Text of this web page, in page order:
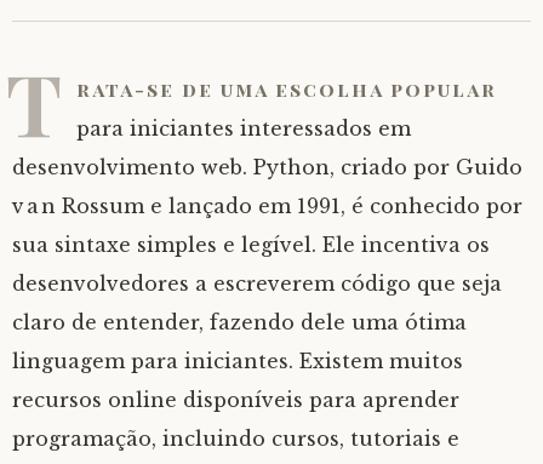
T rata-se de uma escolha popular
para iniciantes interessados em
desenvolvimento web. Python, criado por Guido
van Rossum e lançado em 1991, é conhecido por
sua sintaxe simples e legível. Ele incentiva os
desenvolvedores a escreverem código que seja
claro de entender, fazendo dele uma ótima
linguagem para iniciantes. Existem muitos
recursos online disponíveis para aprender
programação, incluindo cursos, tutoriais e